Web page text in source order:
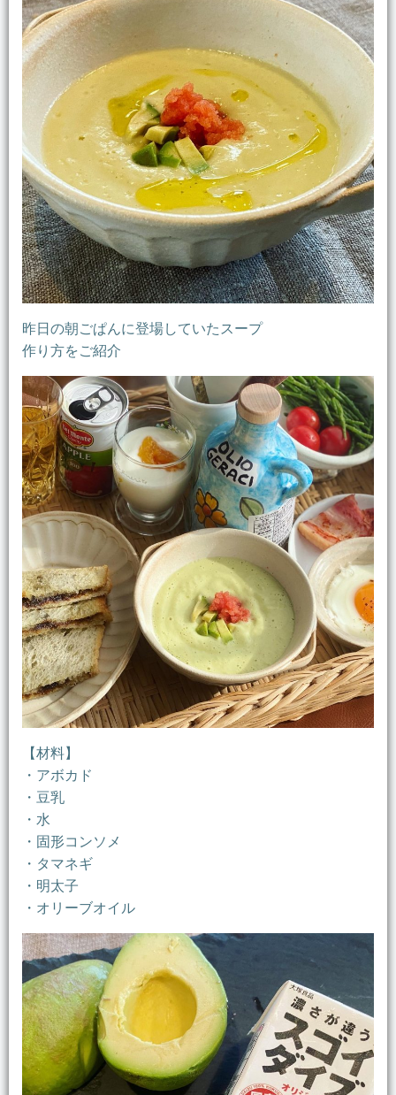
昨日の朝ごぱんに登場していたスープ
作り方をご紹介
【材料】
・アボカド
・豆乳
・水
・固形コンソメ
・タマネギ
・明太子
・オリーブオイル